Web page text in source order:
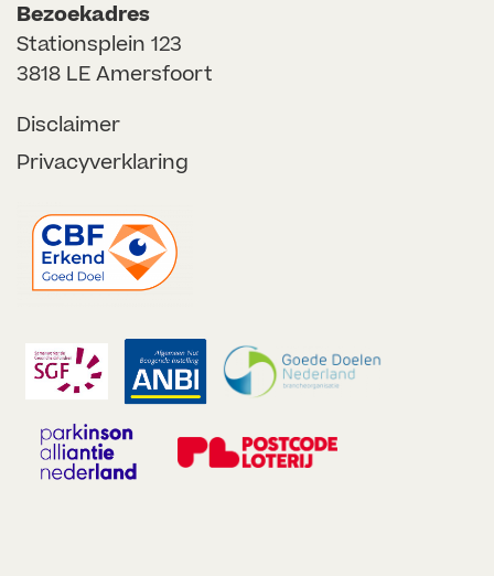
Bezoekadres
Stationsplein 123
3818 LE Amersfoort
Disclaimer
Privacyverklaring